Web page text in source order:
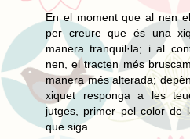
En el moment que al nen
per creure que és una
manera tranquil·la; i al
nen, el tracten més
manera més alterada;
xiquet responga a les
jutges, primer pel color de
que siga.